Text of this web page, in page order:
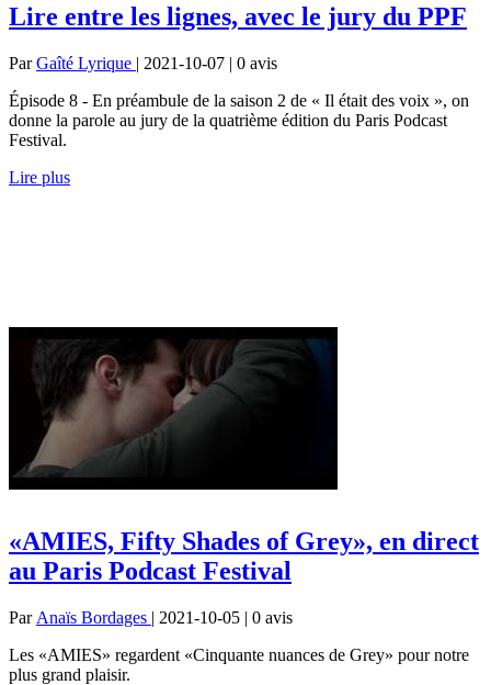
Lire entre les lignes, avec le jury du PPF
ParGaîté Lyrique | 2021-10-07 | 0 avis
Épisode 8 - En préambule de la saison 2 de « Il était des voix », on
donne la parole au jury de la quatrième édition du Paris Podcast
Festival.
Lire plus
«AMIES, Fifty Shades of Grey», en direct
au Paris Podcast Festival
Par Anaïs Bordages | 2021-10-05 | 0 avis
Les «AMIES» regardent «Cinquante nuances de Grey» pour notre
plus grand plaisir.